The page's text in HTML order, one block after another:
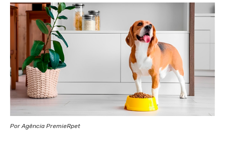
Por Agência PremieRpet